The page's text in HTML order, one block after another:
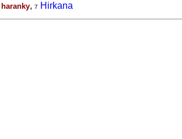
haranky, 7 Hirkana